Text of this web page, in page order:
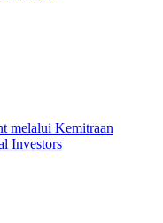
melalui Kemitraan
Investors